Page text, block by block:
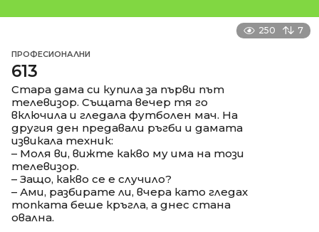
250 7
ПРОФЕСИОНАЛНИ
613
Стара дама си купила за първи път
телевизор. Същата вечер тя го
включила и гледала футболен мач. На
другия ден предавали ръгби и дамата
извикала техник:
– Моля ви, вижте какво му има на този
телевизор.
– Защо, какво се е случило?
– Ами, разбирате ли, вчера като гледах
топката беше кръгла, а днес стана
овална.